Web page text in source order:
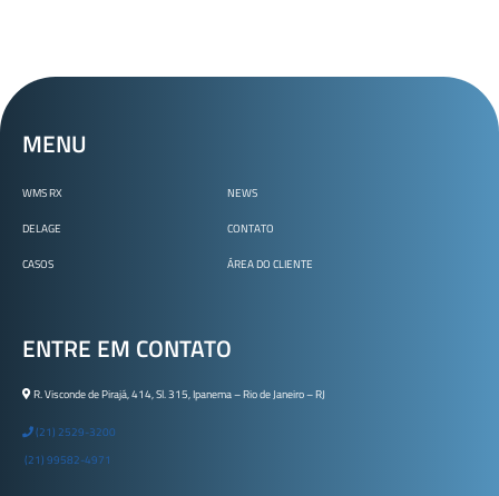
MENU
WMS RX
DELAGE
CASOS
NEWS
CONTATO
ÁREA DO CLIENTE
ENTRE EM CONTATO
R. Visconde de Pirajá, 414, Sl. 315, Ipanema – Rio de Janeiro – RJ
(21) 2529-3200
(21) 99582-4971